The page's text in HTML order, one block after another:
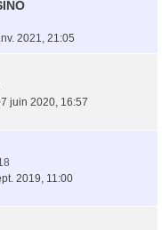
2021, 21:05
juin 2020, 16:57
2019, 11:00